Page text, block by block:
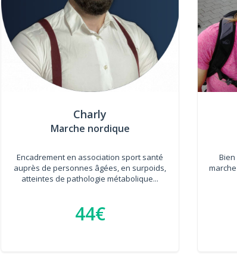
Charly
Marche nordique
Encadrement en association sport santé
auprès de personnes âgées, en surpoids,
atteintes de pathologie métabolique...
44€